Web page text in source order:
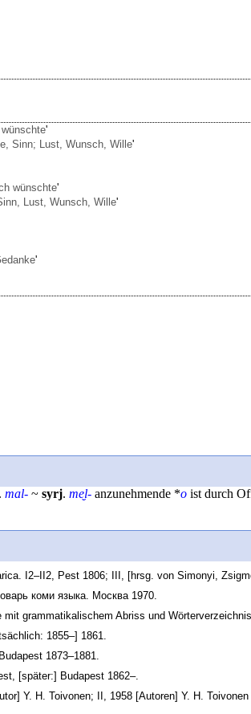
'
Sinn; Lust, Wunsch, Wille'
wünschte'
Lust, Wunsch, Wille'
'
. mal- ~ syrj. me̮l- anzunehmende *o ist durch
I2–II2, Pest 1806; III, [hrsg. von Simonyi,
коми языка. Москва 1970.
grammatikalischem Abriss und
1855–] 1861.
1873–1881.
[später:] Budapest 1862–.
Y. H. Toivonen; II, 1958 [Autoren] Y. H.